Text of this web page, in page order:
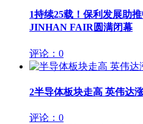
1持续25载！保利发展助
JINHAN FAIR圆满闭幕
评论：0
2半导体板块走高 英伟达
评论：0